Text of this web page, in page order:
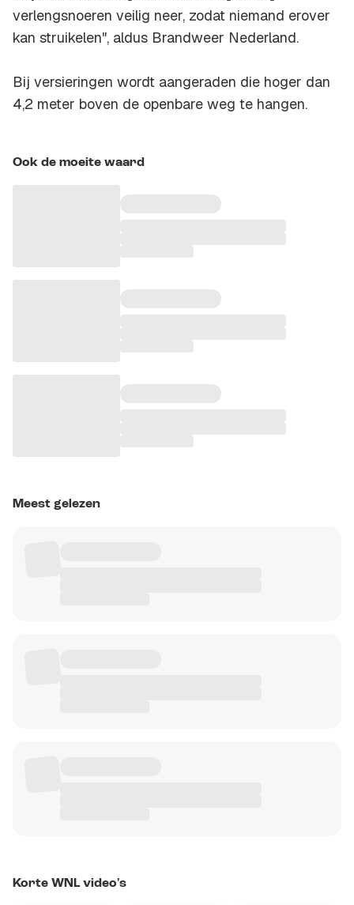
verlengsnoeren veilig neer, zodat niemand erover
kan struikelen", aldus Brandweer Nederland.
Bij versieringen wordt aangeraden die hoger dan
4,2 meter boven de openbare weg te hangen.
Ook de moeite waard
Meest gelezen
Korte WNL video's